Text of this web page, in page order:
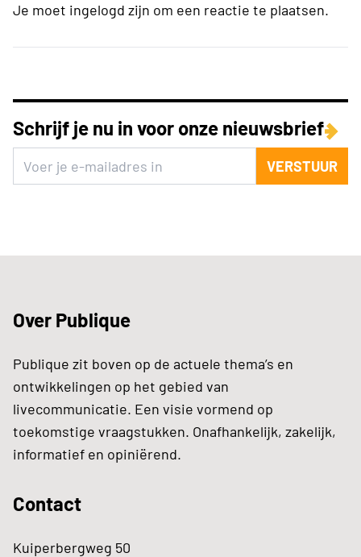
Je moet ingelogd zijn om een reactie te plaatsen.
Schrijf je nu in voor onze nieuwsbrief
VERSTUUR
Over Publique
Publique zit boven op de actuele thema’s en
ontwikkelingen op het gebied van
livecommunicatie. Een visie vormend op
toekomstige vraagstukken. Onafhankelijk, zakelijk,
informatief en opiniërend.
Contact
Kuiperbergweg 50